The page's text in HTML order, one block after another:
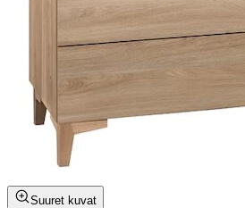
Suuret kuvat